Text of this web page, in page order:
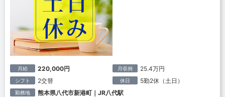
月給 220,000円 月収例 25.4万円
シフト 2交替 休日 5勤2休（土日）
勤務地 熊本県八代市新港町｜JR八代駅